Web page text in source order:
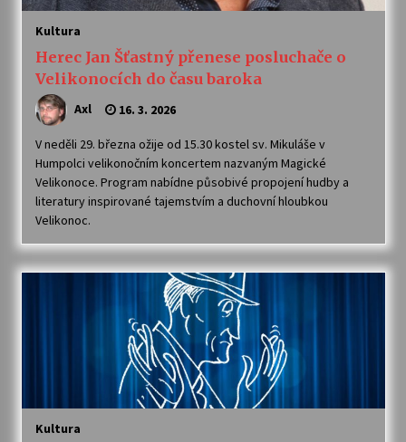
3. 7. 2026
Petr Adamec – Malovaný svět
Kultura
Herec Jan Šťastný přenese posluchače o
Velikonocích do času baroka
Axl 16. 3. 2026
V neděli 29. března ožije od 15.30 kostel sv. Mikuláše v
Humpolci velikonočním koncertem nazvaným Magické
Velikonoce. Program nabídne působivé propojení hudby a
literatury inspirované tajemstvím a duchovní hloubkou
Velikonoc.
Kultura